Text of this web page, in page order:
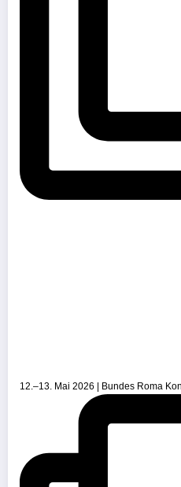
12.–13. Mai 2026 | Bundes Roma